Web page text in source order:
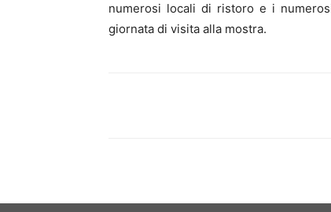
numerosi locali di ristoro e i
giornata di visita alla mostra.